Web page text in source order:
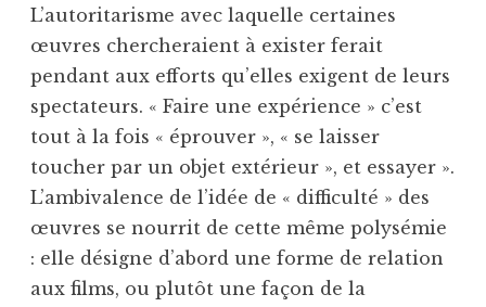
L’autoritarisme avec laquelle certaines
œuvres chercheraient à exister ferait
pendant aux efforts qu’elles exigent de leurs
spectateurs. « Faire une expérience » c’est
tout à la fois « éprouver », « se laisser
toucher par un objet extérieur », et essayer ».
L’ambivalence de l’idée de « difficulté » des
œuvres se nourrit de cette même polysémie
: elle désigne d’abord une forme de relation
aux films, ou plutôt une façon de la